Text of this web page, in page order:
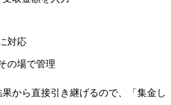
対応
の場で管理
から直接引き継げるので、「集金し